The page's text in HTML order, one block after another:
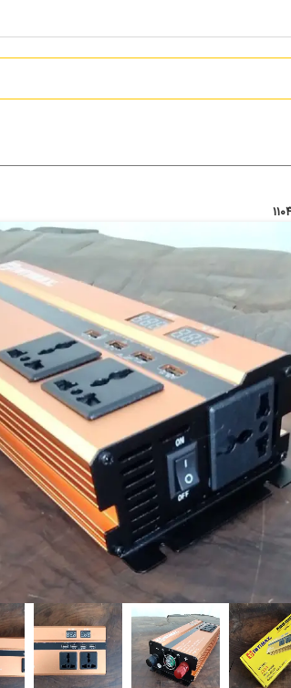
وات مدل ۱۱۰۴
8,619,000 تومان
افزودن به علاقه مندی
برقی و شارژی